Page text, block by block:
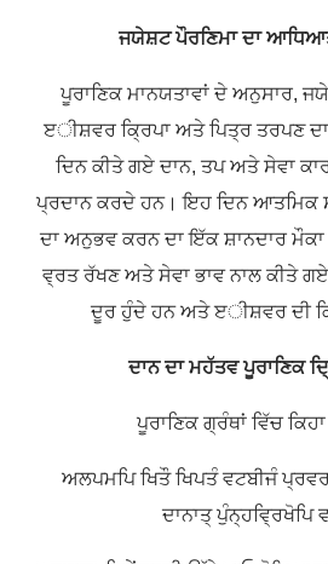
ਜਯੇਸ਼ਟ ਪੌਰਣਿਮਾ ਦਾ
ਪੂਰਾਣਿਕ ਮਾਨਯਤਾਵਾਂ ਦੇ ਅਨੁਸਾਰ,
ੲੀਸ਼ਵਰ ਕ੍ਰਿਪਾ ਅਤੇ ਪਿਤ੍ਰ ਤਰਪਣ
ਦਿਨ ਕੀਤੇ ਗਏ ਦਾਨ, ਤਪ ਅਤੇ ਸੇਵਾ
ਪ੍ਰਦਾਨ ਕਰਦੇ ਹਨ। ਇਹ ਦਿਨ ਆਤਮਿਕ
ਦਾ ਅਨੁਭਵ ਕਰਨ ਦਾ ਇੱਕ ਸ਼ਾਨਦਾਰ
ਵ੍ਰਤ ਰੱਖਣ ਅਤੇ ਸੇਵਾ ਭਾਵ ਨਾਲ ਕੀਤੇ
ਦੂਰ ਹੁੰਦੇ ਹਨ ਅਤੇ ੲੀਸ਼ਵਰ ਦੀ
ਦਾਨ ਦਾ ਮਹੱਤਵ ਪੂਰਾਣਿਕ
ਪੂਰਾਣਿਕ ਗ੍ਰੰਥਾਂ ਵਿੱਚ
ਅਲਪਮਪਿ ਖਿਤੌ ਖਿਪਤੰ ਵਟਬੀਜੰ
ਦਾਨਾਤ੍ ਪੁੰਨ੍ਹਵ੍ਰਿਖੋਪਿ